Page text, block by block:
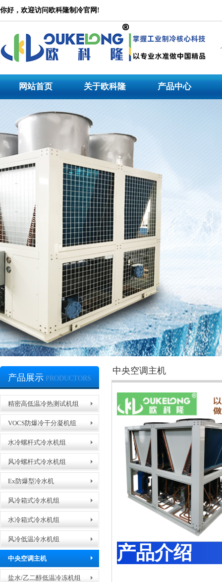
冷水机
水机，冷水机价格_冷水机_冷水机组_低温工业冷水机，冷水机生产厂家专注于工
冷水机,模温机等非标机型定制。
你好，欢迎访问欧科隆制冷官网!
网站首页 关于欧科隆 产品中心
产品展示 PRODUCTORS
精密高低温冷热测试机组
VOCS防爆冷干分凝机组
水冷螺杆式冷水机组
风冷螺杆式冷水机组
Ex防爆型冷水机
风冷箱式冷水机组
水冷箱式冷水机组
风冷低温冷水机组
中央空调主机
盐水/乙二醇低温冷冻机组
中央空调主机
产品介绍